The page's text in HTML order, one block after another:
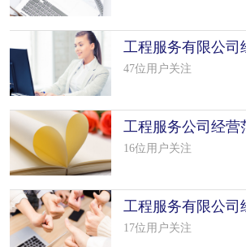
工程服务有限公司
什么（精
47位用户关注
工程服务公司经营
（精选 5
16位用户关注
工程服务有限公司
哪些（精
17位用户关注